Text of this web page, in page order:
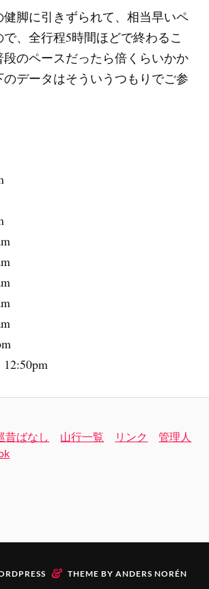
脚に引きずられて、相当早いペ
、全行程5時間ほどで終わるこ
段のペースだったら倍くらいかか
のデータはそういうつもりでご参
昔ばなし 山行一覧 リンク
管理人
& THEME BY ANDERS NORÉN